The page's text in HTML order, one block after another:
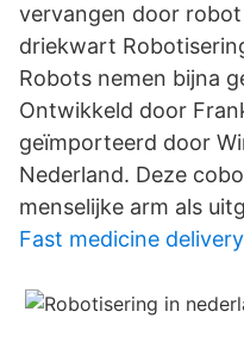
vervangen door
driekwart
Robots nemen bijna
Ontwikkeld door
geïmporteerd door
Nederland. Deze
menselijke arm als
Fast medicine